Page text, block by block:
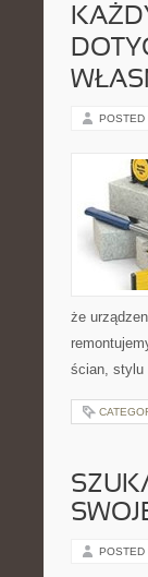
POSTED
że
ścian, stylu
POSTED